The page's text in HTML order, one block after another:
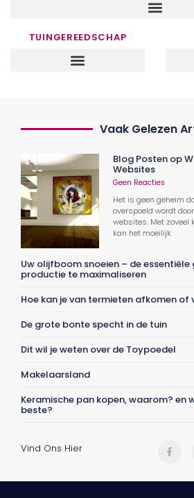
TUINGEREEDSCHAP
Vaak Gelezen
Blog Posten op
Websites
Geen Reacties
Het is geen geheim
overspoeld wordt
websites. Met zoveel
kan het moeilijk
Uw olijfboom snoeien – de essentiële
productie te maximaliseren
Hoe kan je van termieten afkomen of
De grote bonte specht in de tuin
Dit wil je weten over de Toypoedel
Makelaarsland
Keramische pan kopen, waarom? en
beste?
Vind Ons Hier